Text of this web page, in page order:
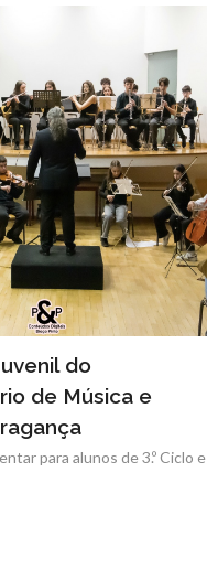
do
de Música e
para alunos de 3.º Ciclo e